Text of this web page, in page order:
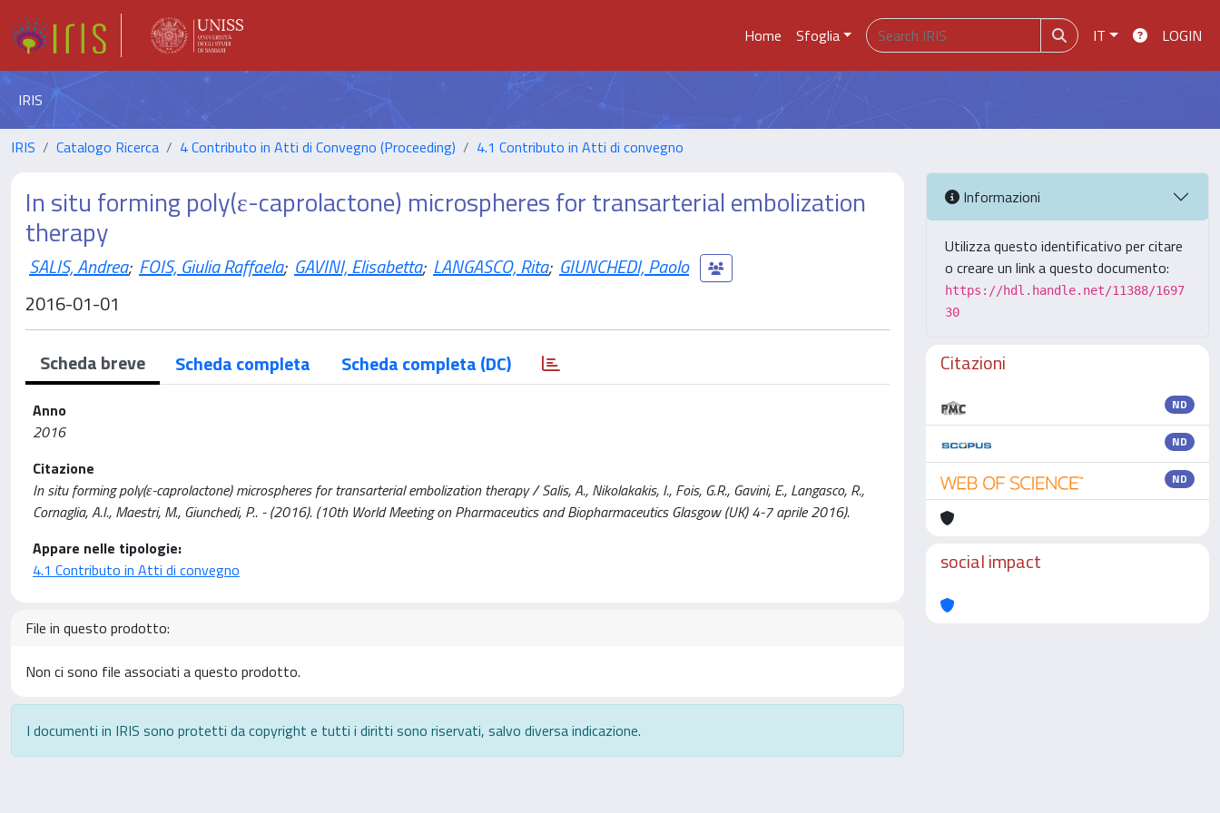
Home Sfoglia IT LOGIN
IRIS
IRIS Catalogo Ricerca 4 Contributo in Atti di Convegno (Proceeding) 4.1 Contributo in Atti di convegno
In situ forming poly(ε-caprolactone) microspheres for transarterial embolization
therapy
SALIS, Andrea; FOIS, Giulia Raffaela; GAVINI, Elisabetta; LANGASCO, Rita; GIUNCHEDI, Paolo
2016-01-01
Scheda breve Scheda completa Scheda completa (DC)
Anno
2016
Citazione
In situ forming poly(ε-caprolactone) microspheres for transarterial embolization therapy / Salis, A., Nikolakakis, I., Fois, G.R., Gavini, E., Langasco, R.,
Cornaglia, A.I., Maestri, M., Giunchedi, P.. - (2016). (10th World Meeting on Pharmaceutics and Biopharmaceutics Glasgow (UK) 4-7 aprile 2016).
Appare nelle tipologie:
4.1 Contributo in Atti di convegno
File in questo prodotto:
Non ci sono file associati a questo prodotto.
I documenti in IRIS sono protetti da copyright e tutti i diritti sono riservati, salvo diversa indicazione.
Informazioni
Utilizza questo identificativo per citare
o creare un link a questo documento:
https://hdl.handle.net/11388/1697
30
Citazioni
ND
ND
ND
social impact